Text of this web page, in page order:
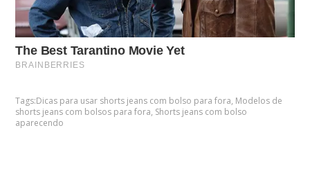
Tags:Dicas para usar shorts jeans com bolso para fora, Modelos de
shorts jeans com bolsos para fora, Shorts jeans com bolso
aparecendo